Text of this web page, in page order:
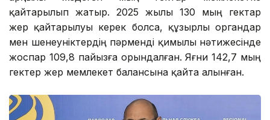
қайтарылып жатыр. 2025 жылы 130 мың гектар
жер қайтарылуы керек болса, құзырлы органдар
мен шенеуніктердің пәрменді қимылы нәтижесінде
жоспар 109,8 пайызға орындалған. Яғни 142,7 мың
гектер жер мемлекет балансына қайта алынған.